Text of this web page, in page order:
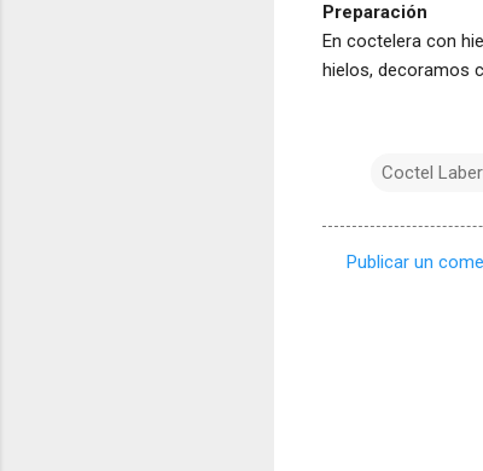
Preparación
En coctelera con
hielos, decoramos
Coctel
Publicar un